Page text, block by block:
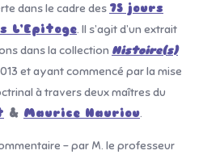
dans le cadre des 75 jours
L’Epitoge. Il s’agit d’un extrait
dans la collection Histoire(s)
et ayant commencé par la mise
à travers deux maîtres du
& Maurice Hauriou.
– par M. le professeur